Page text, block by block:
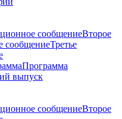
сообщениеВторое
сообщениеТретье
Программа
выпуск
сообщениеВторое